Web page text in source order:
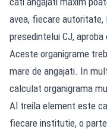
avea, fiecare autoritate,
presedintelui CJ, aproba
Aceste organigrame
mare de angajati. In
calculat organigrama
Al treila element este
fiecare institutie, o